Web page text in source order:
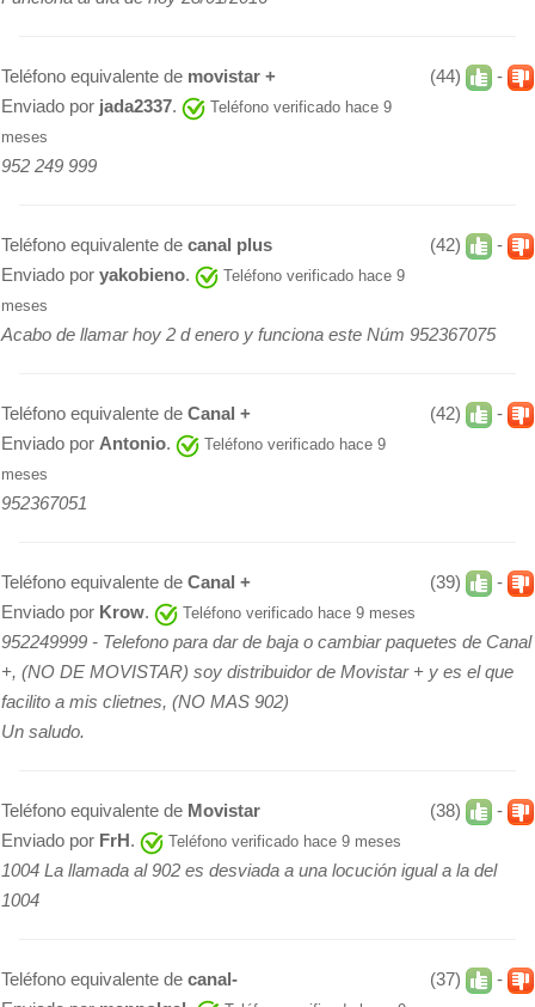
(44) -
Teléfono equivalente de movistar +
Enviado por jada2337.
Teléfono verificado hace 9
meses
952 249 999
(42) -
Teléfono equivalente de canal plus
Enviado por yakobieno.
Teléfono verificado hace 9
meses
Acabo de llamar hoy 2 d enero y funciona este Núm 952367075
(42) -
Teléfono equivalente de Canal +
Enviado por Antonio.
Teléfono verificado hace 9
meses
952367051
(39) -
Teléfono equivalente de Canal +
Enviado por Krow. Teléfono verificado hace 9 meses
952249999 - Telefono para dar de baja o cambiar paquetes de Canal
+, (NO DE MOVISTAR) soy distribuidor de Movistar + y es el que
facilito a mis clietnes, (NO MAS 902)
Un saludo.
(38) -
Teléfono equivalente de Movistar
Enviado por FrH . Teléfono verificado hace 9 meses
1004 La llamada al 902 es desviada a una locución igual a la del
1004
(37) -
Teléfono equivalente de canal-